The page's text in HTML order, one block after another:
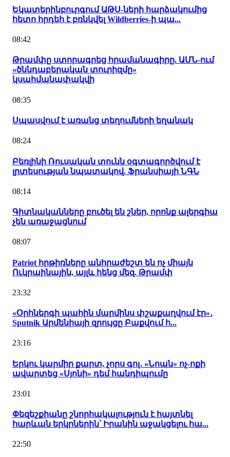
Եկատերինբուրգում ԱԹՍ-ների հարձակումից
հետո հրդեհ է բռնկվել Wildberries-ի պա...
08:42
Թրամփը ստորագրեց հրամանագիրը. ԱՄՆ-ում
«ծննդաբերական տուրիզմը»
կսահմանափակվի
08:35
Սպասվում է առանց տեղումների եղանակ
08:24
Բեռլինի Ռուսական տունն օգտագործվում է
լրտեսության նպատակով. Ֆրանսիայի ՆԳՆ
08:14
Գիտնականները բուծել են շներ, որոնք ալերգիա
չեն առաջացնում
08:07
Patriot հրթիռները անհրաժեշտ են ոչ միայն
Ուկրաինային, այլև հենց մեզ. Թրամփ
23:32
«Օրհներգի պահին մարմինս փշաքաղվում էր»․
Sputnik Արմենիայի զրույցը Բաքվում հ...
23:16
Երկու կարմիր քարտ, չորս գոլ․ «Նոան» ոչ-ոքի
ավարտեց «Սյոնի» դեմ հանդիպումը
23:01
Փեզեշքիանը շնորհակալություն է հայտնել
հարևան երկրներին՝ Իրանին աջակցելու հա...
22:50